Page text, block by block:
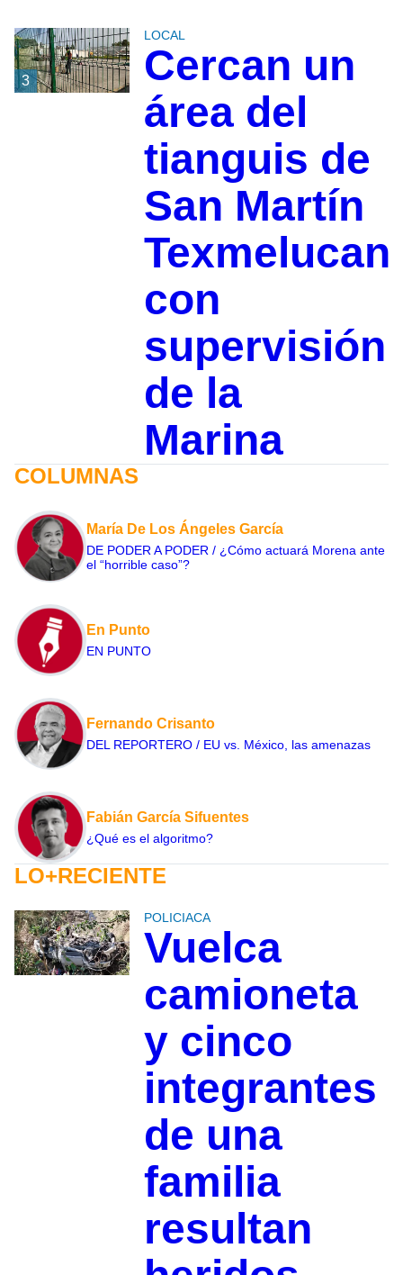
3
LOCAL
Cercan un
área del
tianguis de
San Martín
Texmelucan
con
supervisión
de la
Marina
COLUMNAS
María De Los Ángeles García
DE PODER A PODER / ¿Cómo actuará Morena ante
el “horrible caso”?
En Punto
EN PUNTO
Fernando Crisanto
DEL REPORTERO / EU vs. México, las amenazas
Fabián García Sifuentes
¿Qué es el algoritmo?
LO+RECIENTE
POLICIACA
Vuelca
camioneta
y cinco
integrantes
de una
familia
resultan